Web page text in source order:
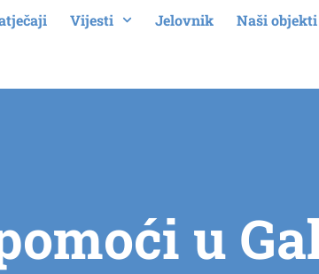
Vijesti Jelovnik Naši objekti
u